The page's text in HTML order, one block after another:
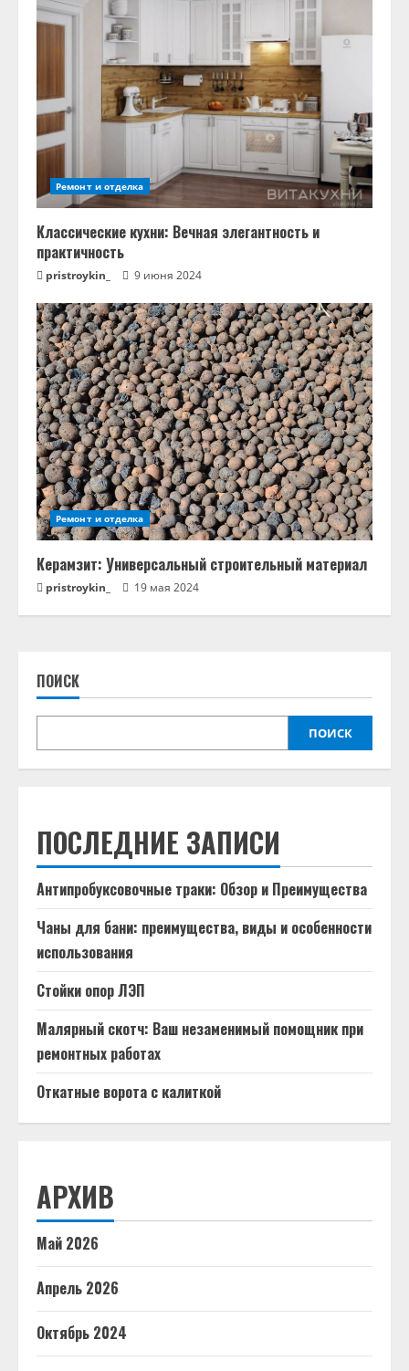
Ремонт и отделка
Классические кухни: Вечная элегантность и
практичность
pristroykin_ 9 июня 2024
Ремонт и отделка
Керамзит: Универсальный строительный материал
pristroykin_ 19 мая 2024
ПОИСК
ПОИСК
ПОСЛЕДНИЕ ЗАПИСИ
Антипробуксовочные траки: Обзор и Преимущества
Чаны для бани: преимущества, виды и особенности
использования
Стойки опор ЛЭП
Малярный скотч: Ваш незаменимый помощник при
ремонтных работах
Откатные ворота с калиткой
АРХИВ
Май 2026
Апрель 2026
Октябрь 2024